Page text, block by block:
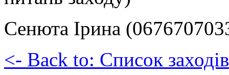
Сенюта Ірина
<- Back to: Список заходів